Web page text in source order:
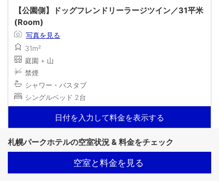
【公園側】ドッグフレンドリーラージツイン／31平米
(Room)
写真を見る
31m²
庭園 + 山
禁煙
シャワー・バスタブ
シングルベッド 2台
日付を入力して料金を表示する
札幌パークホテルの空室状況 & 料金をチェック
空室と料金を見る